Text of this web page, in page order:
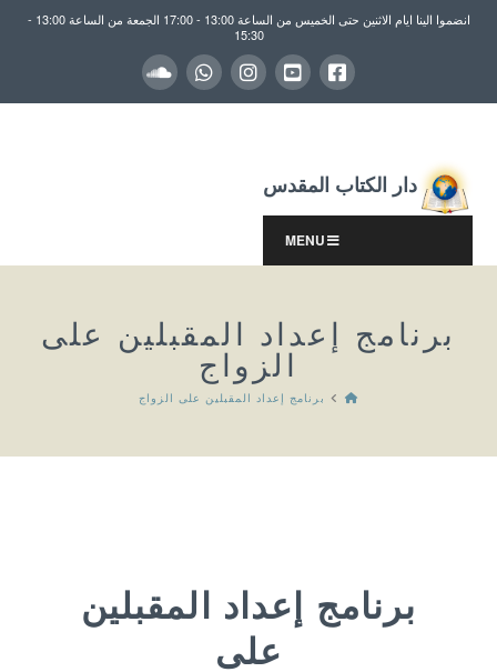
انضموا الينا ايام الاثنين حتى الخميس من الساعة 13:00 - 17:00 الجمعة من الساعة 13:00 -
15:30
دار الكتاب المقدس
MENU
برنامج إعداد المقبلين على
الزواج
HOMEبرنامج إعداد المقبلين على الزواج
برنامج إعداد المقبلينعل